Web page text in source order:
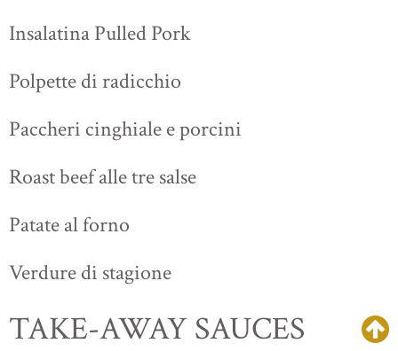
Insalatina Pulled Pork
Polpette di radicchio
Paccheri cinghiale e porcini
Roast beef alle tre salse
Patate al forno
Verdure di stagione
TAKE-AWAY SAUCES